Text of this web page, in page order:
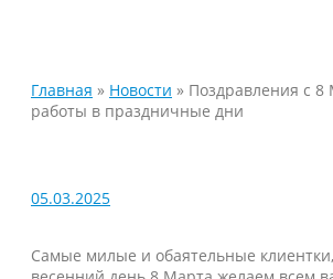
Главная » Новости » Поздравления с
работы в праздничные дни
05.03.2025
Самые милые и обаятельные